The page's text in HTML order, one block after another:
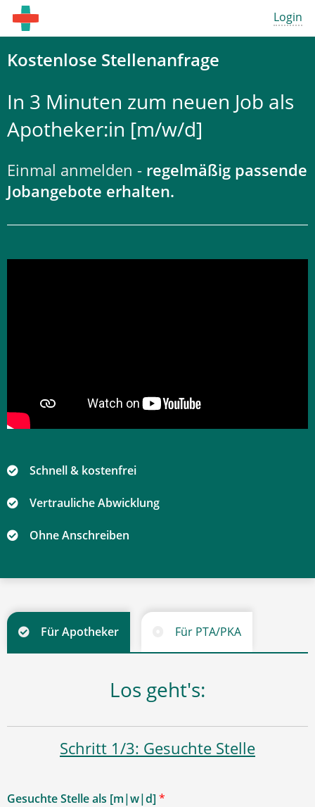
Login
Kostenlose Stellenanfrage
In 3 Minuten zum neuen Job als
Apotheker:in [m/w/d]
Einmal anmelden - regelmäßig passende
Jobangebote erhalten.
Schnell & kostenfrei
Vertrauliche Abwicklung
Ohne Anschreiben
Für Apotheker Für PTA/PKA
Los geht's:
Schritt 1/3: Gesuchte Stelle
Gesuchte Stelle als [m|w|d] *